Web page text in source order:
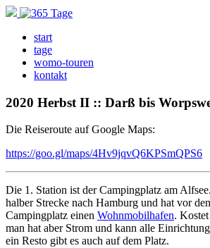
start
tage
womo-touren
kontakt
2020 Herbst II :: Darß bis
Die Reiseroute auf Google Maps:
https://goo.gl/maps/4Hv9jqvQ6KPSmQPS6
Die 1. Station ist der Campingplatz am
halber Strecke nach Hamburg und hat vor
Campingplatz einen Wohnmobilhafen.
man hat aber Strom und kann alle
ein Resto gibt es auch auf dem Platz.